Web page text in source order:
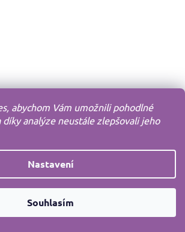
abychom Vám umožnili pohodlné
analýze neustále zlepšovali jeho
Nastavení
Souhlasím